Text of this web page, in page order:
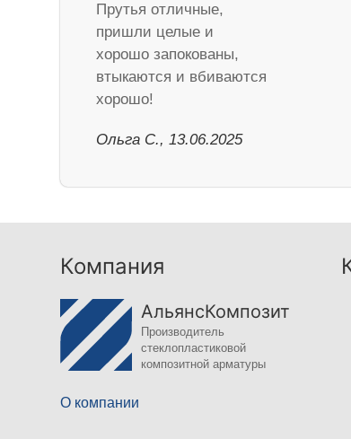
Прутья отличные,
пришли целые и
хорошо запокованы,
втыкаются и вбиваются
хорошо!
Ольга С., 13.06.2025
Компания
АльянсКомпозит
Производитель
стеклопластиковой
композитной арматуры
О компании